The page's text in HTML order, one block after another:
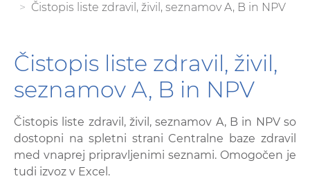
Čistopis liste zdravil, živil, seznamov A, B in NPV
Čistopis liste zdravil, živil,
seznamov A, B in NPV
Čistopis liste zdravil, živil, seznamov A, B in NPV so
dostopni na spletni strani Centralne baze zdravil
med vnaprej pripravljenimi seznami. Omogočen je
tudi izvoz v Excel.